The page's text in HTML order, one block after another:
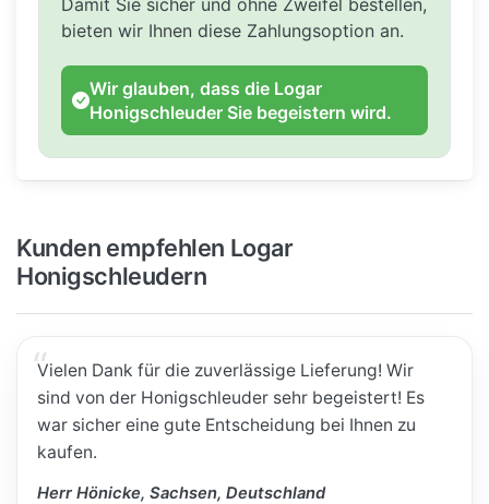
Damit Sie sicher und ohne Zweifel bestellen,
bieten wir Ihnen diese Zahlungsoption an.
Wir glauben, dass die Logar
Honigschleuder Sie begeistern wird.
Kunden empfehlen Logar
Honigschleudern
Vielen Dank für die zuverlässige Lieferung! Wir
sind von der Honigschleuder sehr begeistert! Es
war sicher eine gute Entscheidung bei Ihnen zu
kaufen.
Herr Hönicke, Sachsen, Deutschland